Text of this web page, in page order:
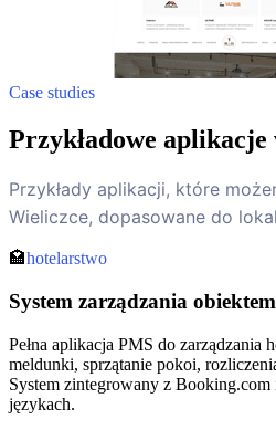
Case studies
Przykładowe
Przykłady aplikacji, które
Wieliczce, dopasowane do
🏩hotelarstwo
System zarządzania
Pełna aplikacja PMS do zarządzania
meldunki, sprzątanie pokoi,
System zintegrowany z Booking.com
językach.